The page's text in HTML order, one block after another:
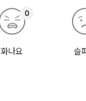
화나요
0
슬